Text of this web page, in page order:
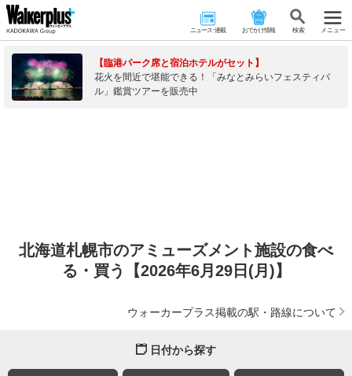
ニュース･連載 おでかけ情報 検 索 メニュー
【臨港パーク席と宿泊ホテルがセット】
花火を間近で堪能できる！「みなとみらいフェスティバ
ル」鑑賞ツアーを販売中
北海道札幌市のアミューズメント施設の食べ
る・買う【2026年6月29日(月)】
ウォーカープラス掲載の駅・路線について
日付から探す